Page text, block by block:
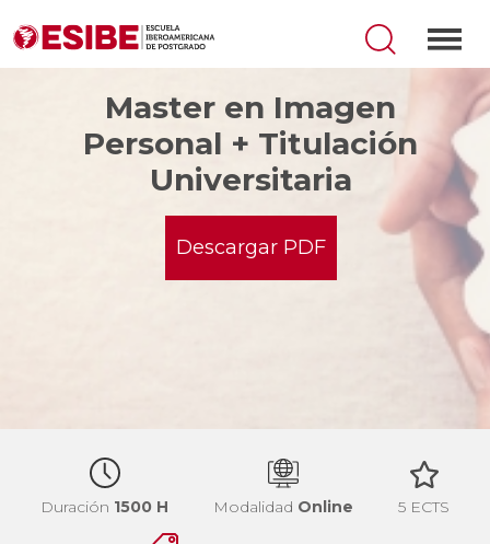
Master en Imagen
Personal + Titulación
Universitaria
Descargar PDF
Duración 1500 H Modalidad Online 5 ECTS